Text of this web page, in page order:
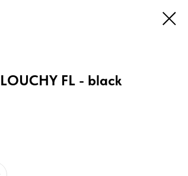
FL - black